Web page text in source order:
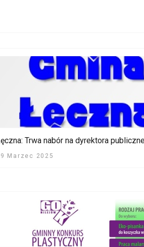
Trwa nabór na dyrektora
Marzec 2025